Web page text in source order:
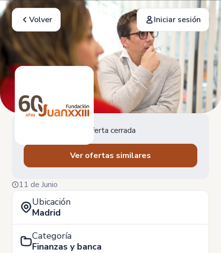
Volver Iniciar sesión
Oferta cerrada
Ver ofertas similares
11 de Junio
Ubicación
Madrid
Categoría
Finanzas y banca